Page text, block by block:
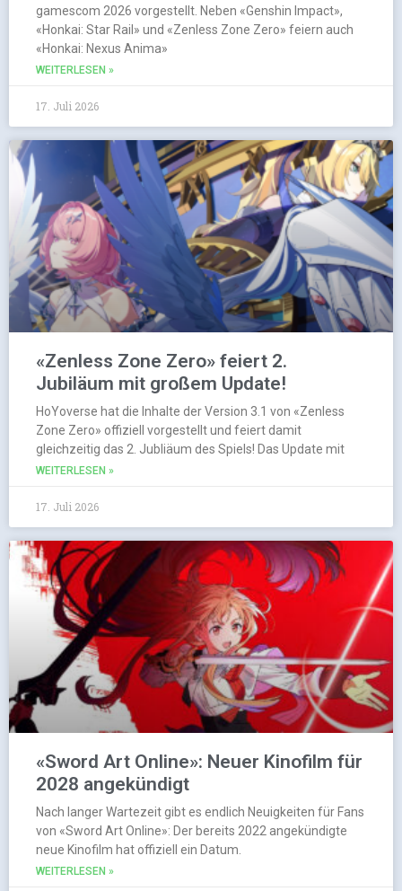
gamescom 2026 vorgestellt. Neben «Genshin Impact»,
«Honkai: Star Rail» und «Zenless Zone Zero» feiern auch
«Honkai: Nexus Anima»
WEITERLESEN »
17. Juli 2026
«Zenless Zone Zero» feiert 2.
Jubiläum mit großem Update!
HoYoverse hat die Inhalte der Version 3.1 von «Zenless
Zone Zero» offiziell vorgestellt und feiert damit
gleichzeitig das 2. Jubliäum des Spiels! Das Update mit
WEITERLESEN »
17. Juli 2026
«Sword Art Online»: Neuer Kinofilm für
2028 angekündigt
Nach langer Wartezeit gibt es endlich Neuigkeiten für Fans
von «Sword Art Online»: Der bereits 2022 angekündigte
neue Kinofilm hat offiziell ein Datum.
WEITERLESEN »